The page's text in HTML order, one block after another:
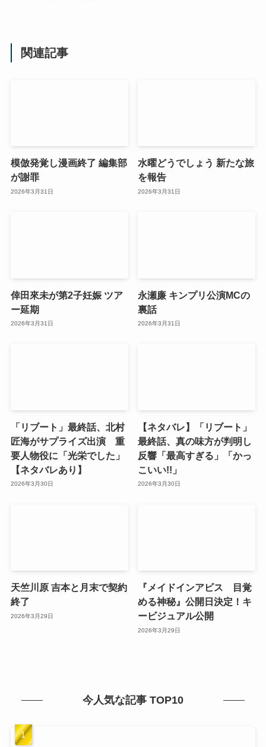
関連記事
模倣発覚し漫画終了 編集部
が謝罪
2026年3月31日
水曜どうでしょう 新たな旅
を報告
2026年3月31日
倖田來未が第2子妊娠 ツア
ー延期
2026年3月31日
永瀬廉 キンプリ公演MCの
裏話
2026年3月31日
「リブート」最終話、北村
匠海がサプライズ出演 重
要人物役に「光栄でした」
【ネタバレあり】
2026年3月30日
【ネタバレ】「リブート」
最終話、真の味方が判明し
反響「最高すぎる」「かっ
こいい!!」
2026年3月30日
天竺川原 吉本と月末で契約
終了
2026年3月29日
『メイドインアビス 目覚
める神秘』公開日決定！キ
ービジュアル公開
2026年3月29日
今人気な記事 TOP10